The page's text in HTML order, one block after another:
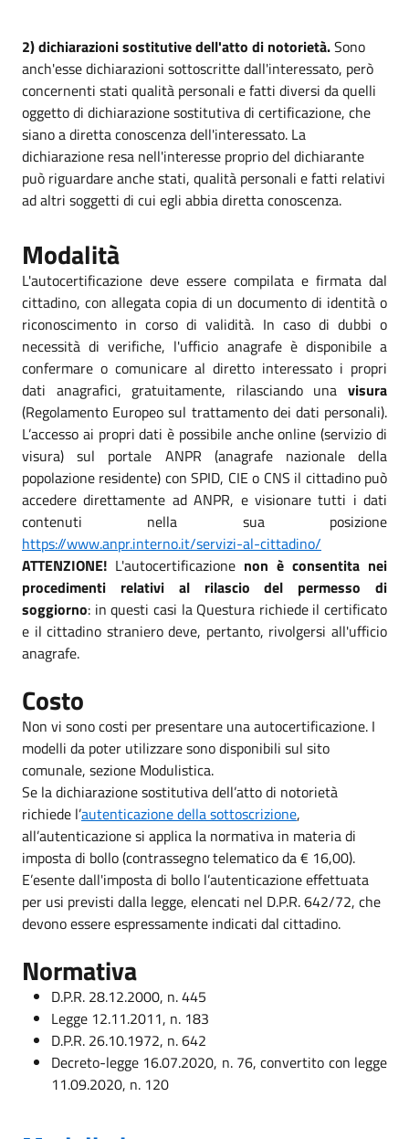
2) dichiarazioni sostitutive dell'atto di notorietà.Sono
anch'esse dichiarazioni sottoscritte dall'interessato, però
concernenti stati qualità personali e fatti diversi da quelli
oggetto di dichiarazione sostitutiva di certificazione, che
siano a diretta conoscenza dell'interessato. La
dichiarazione resa nell'interesse proprio del dichiarante
può riguardare anche stati, qualità personali e fatti relativi
ad altri soggetti di cui egli abbia diretta conoscenza.
Modalità
L'autocertificazione deve essere compilata e firmata dal
cittadino, con allegata copia di un documento di identità o
riconoscimento in corso di validità. In caso di dubbi o
necessità di verifiche, l'ufficio anagrafe è disponibile a
confermare o comunicare al diretto interessato i propri
dati anagrafici, gratuitamente, rilasciando una visura
(Regolamento Europeo sul trattamento dei dati personali).
L’accesso ai propri dati è possibile anche online (servizio di
visura)sul portale ANPR (anagrafe nazionale della
popolazione residente) con SPID, CIE o CNS il cittadino può
accedere direttamente ad ANPR, e visionare tutti i dati
contenuti nella sua posizione
https://www.anpr.interno.it/servizi-al-cittadino/
ATTENZIONE! L'autocertificazione non è consentita nei
procedimenti relativi al rilascio del permesso di
soggiorno: in questi casi la Questura richiede il certificato
e il cittadino straniero deve, pertanto, rivolgersi all'ufficio
anagrafe.
Costo
Non vi sono costi per presentare una autocertificazione. I
modelli da poter utilizzare sono disponibili sul sito
comunale, sezione Modulistica.
Se la dichiarazione sostitutiva dell’atto di notorietà
richiede l’autenticazione della sottoscrizione,
all’autenticazione si applica la normativa in materia di
imposta di bollo (contrassegno telematico da € 16,00).
E’esente dall'imposta di bollo l’autenticazione effettuata
per usi previsti dalla legge, elencati nel D.P.R. 642/72, che
devono essere espressamente indicati dal cittadino.
Normativa
D.P.R. 28.12.2000, n. 445
Legge 12.11.2011, n. 183
D.P.R. 26.10.1972, n. 642
Decreto-legge 16.07.2020, n. 76, convertito con legge
11.09.2020, n. 120